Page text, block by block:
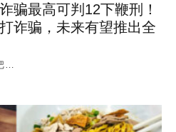
骗最高可判12下鞭刑！
诈骗，未来有望推出全
…